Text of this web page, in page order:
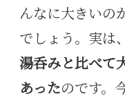
んなに大きいの
でしょう。実は、
湯呑みと比べて
あったのです。